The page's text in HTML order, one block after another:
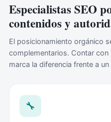
Especialistas SEO
contenidos y
El posicionamiento orgánico
complementarios. Contar con
marca la diferencia frente a
🔧